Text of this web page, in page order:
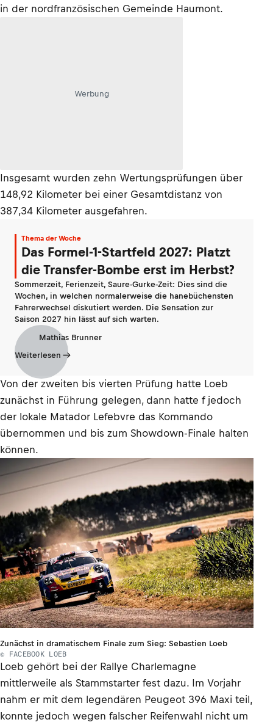
in der nordfranzösischen Gemeinde Haumont.
Werbung
Insgesamt wurden zehn Wertungsprüfungen über
148,92 Kilometer bei einer Gesamtdistanz von
387,34 Kilometer ausgefahren.
Thema der Woche
Das Formel-1-Startfeld 2027: Platzt
die Transfer-Bombe erst im Herbst?
Sommerzeit, Ferienzeit, Saure-Gurke-Zeit: Dies sind die
Wochen, in welchen normalerweise die hanebüchensten
Fahrerwechsel diskutiert werden. Die Sensation zur
Saison 2027 hin lässt auf sich warten.
Mathias Brunner
Weiterlesen
Von der zweiten bis vierten Prüfung hatte Loeb
zunächst in Führung gelegen, dann hatte f jedoch
der lokale Matador Lefebvre das Kommando
übernommen und bis zum Showdown-Finale halten
können.
Zunächst in dramatischem Finale zum Sieg: Sebastien Loeb
© FACEBOOK LOEB
Loeb gehört bei der Rallye Charlemagne
mittlerweile als Stammstarter fest dazu. Im Vorjahr
nahm er mit dem legendären Peugeot 396 Maxi teil,
konnte jedoch wegen falscher Reifenwahl nicht um